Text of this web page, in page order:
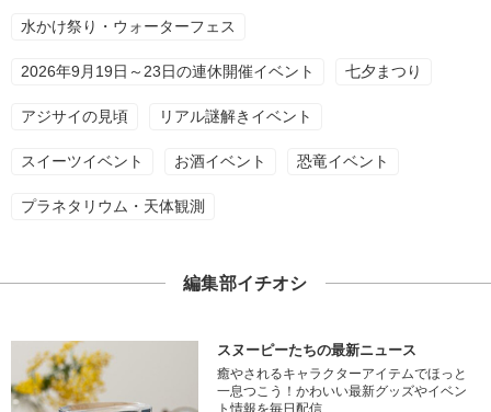
水かけ祭り・ウォーターフェス
2026年9月19日～23日の連休開催イベント 七夕まつり
アジサイの見頃 リアル謎解きイベント
スイーツイベント お酒イベント 恐竜イベント
プラネタリウム・天体観測
編集部イチオシ
スヌーピーたちの最新ニュース
癒やされるキャラクターアイテムでほっと
一息つこう！かわいい最新グッズやイベン